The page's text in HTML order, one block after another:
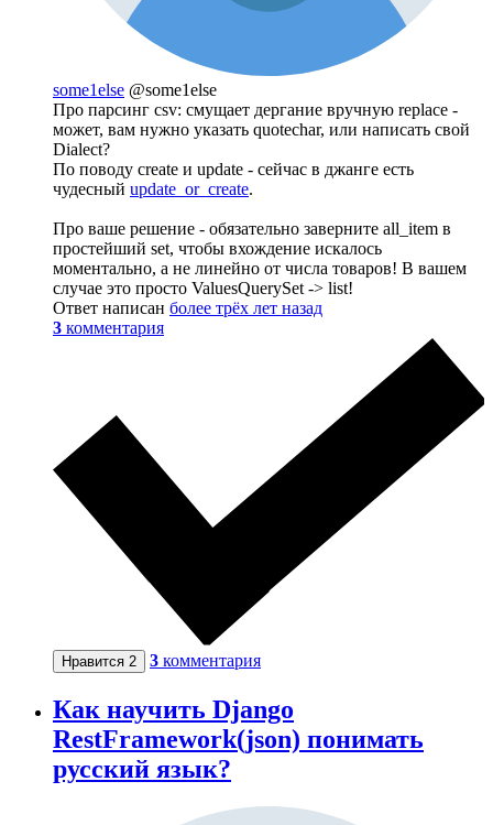
some1else @some1else
Про парсинг csv: смущает дергание вручную replace -
может, вам нужно указать quotechar, или написать свой
Dialect?
По поводу create и update - сейчас в джанге есть
чудесный update_or_create.
Про ваше решение - обязательно заверните all_item в
простейший set, чтобы вхождение искалось
моментально, а не линейно от числа товаров! В вашем
случае это просто ValuesQuerySet -> list!
Ответ написан более трёх лет назад
3 комментария
Нравится 2 3 комментария
Как научить Django
RestFramework(json) понимать
русский язык?